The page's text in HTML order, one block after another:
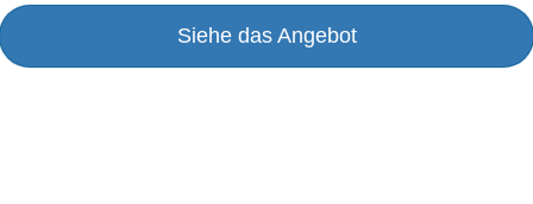
Siehe das Angebot